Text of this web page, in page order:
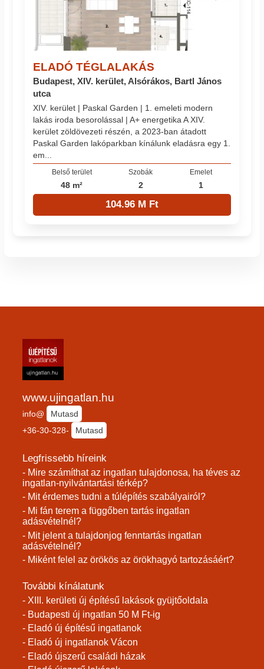
ELADÓ TÉGLALAKÁS
Budapest, XIV. kerület, Alsórákos, Bartl János
utca
XIV. kerület | Paskal Garden | 1. emeleti modern
lakás iroda besorolással | A+ energetika A XIV.
kerület zöldövezeti részén, a 2023-ban átadott
Paskal Garden lakóparkban kínálunk eladásra egy 1.
em...
Belső terület
48 m²
Szobák
2
Emelet
1
104.96 M Ft
www.ujingatlan.hu
info@
Mutasd
+36-30-328-
Mutasd
Legfrissebb híreink
- Mire számíthat az ingatlan tulajdonosa, ha téves az
ingatlan-nyilvántartási térkép?
- Mit érdemes tudni a túlépítés szabályairól?
- Mi fán terem a függőben tartás ingatlan
adásvételnél?
- Mit jelent a tulajdonjog fenntartás ingatlan
adásvételnél?
- Miként felel az örökös az örökhagyó tartozásáért?
További kínálatunk
- XIII. kerületi új építésű lakások gyüjtőoldala
- Budapesti új ingatlan 50 M Ft-ig
- Eladó új építésű ingatlanok
- Eladó új ingatlanok Vácon
- Eladó újszerű családi házak